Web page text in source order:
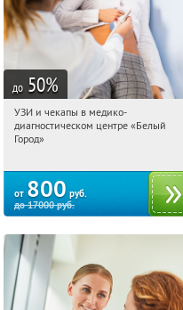
до 50%
13:20:35
Пушкинская
УЗИ и чекапы в медико-
диагностическом центре «Белый
Город»
от 800 руб.
до17000руб.